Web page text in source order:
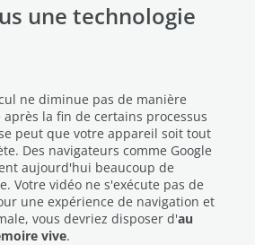
une technologie
ne diminue pas de manière
la fin de certains processus
peut que votre appareil soit tout
Des navigateurs comme Google
aujourd'hui beaucoup de
Votre vidéo ne s'exécute pas de
une expérience de navigation et
vous devriez disposer d'au
vive.